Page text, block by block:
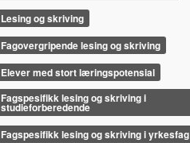
Lesing og skriving
Fagovergripende lesing og skriving
Elever med stort læringspotensial
Fagspesifikk lesing og skriving i
studieforberedende
Fagspesifikk lesing og skriving i yrkesfag